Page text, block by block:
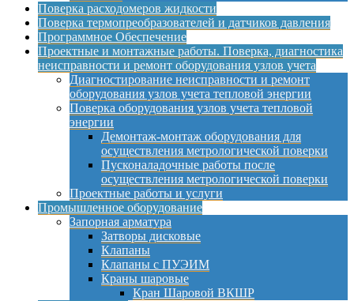
Поверка расходомеров жидкости
Поверка термопреобразователей и датчиков давления
Программное Обеспечение
Проектные и монтажные работы. Поверка, диагностика
неисправности и ремонт оборудования узлов учета
Диагностирование неисправности и ремонт
оборудования узлов учета тепловой энергии
Поверка оборудования узлов учета тепловой
энергии
Демонтаж-монтаж оборудования для
осуществления метрологической поверки
Пусконаладочные работы после
осуществления метрологической поверки
Проектные работы и услуги
Промышленное оборудование
Запорная арматура
Затворы дисковые
Клапаны
Клапаны с ПУЭИМ
Краны шаровые
Кран Шаровой ВКШР